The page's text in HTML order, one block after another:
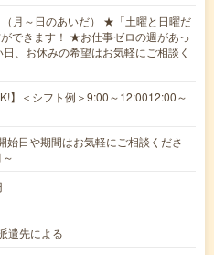
月～日のあいだ） ★「土曜と日曜だ
できます！ ★お仕事ゼロの週があっ
、お休みの希望はお気軽にご相談く
】＜シフト例＞9:00～12:0012:00～
日や期間はお気軽にご相談くださ
遣先による